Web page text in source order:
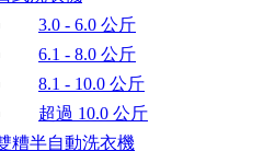
3.0 - 6.0 公斤
6.1 - 8.0 公斤
8.1 - 10.0 公斤
超過 10.0 公斤
糟半自動洗衣機